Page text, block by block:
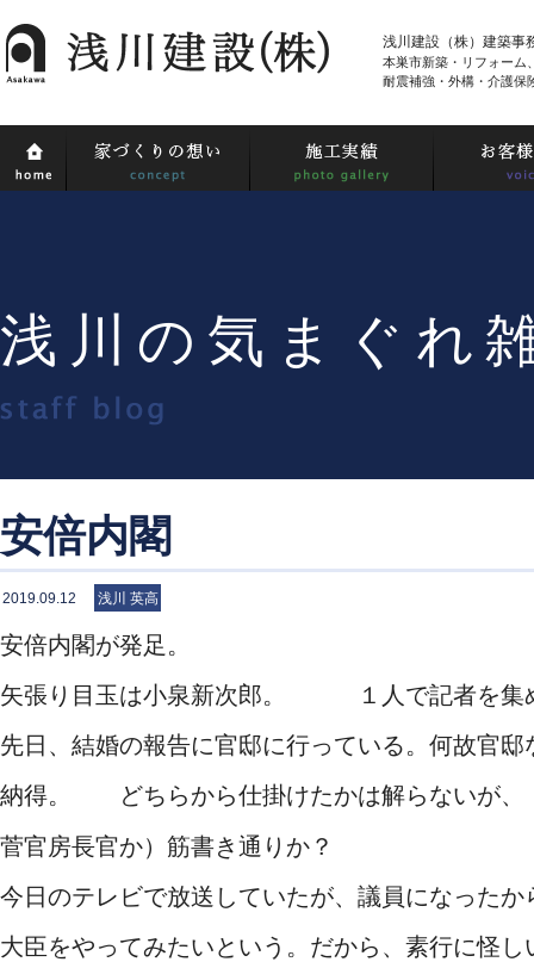
浅川建設（株）建築事
本巣市新築・リフォーム
耐震補強・外構・介護保
浅川の気まぐれ
安倍内閣
2019.09.12 浅川 英高
安倍内閣が発足。
矢張り目玉は小泉新次郎。 １人で記者を集
先日、結婚の報告に官邸に行っている。何故官
納得。 どちらから仕掛けたかは解らないが、
菅官房長官か）筋書き通りか？
今日のテレビで放送していたが、議員になった
大臣をやってみたいという。だから、素行に怪